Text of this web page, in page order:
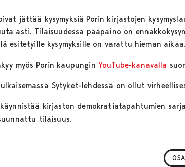
jättää kysymyksiä Porin kirjastojen
asti. Tilaisuudessa pääpaino on
esitetyille kysymyksille on varattu hieman aikaa.
myös Porin kaupungin YouTube-kanavalla
Sytyket-lehdessä on ollut
kirjaston demokratiatapahtumien
tilaisuus.